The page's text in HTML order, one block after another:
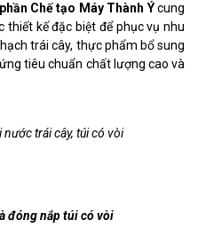
Chế tạo Máy Thành Ýcung
thiết kế đặc biệt để phục vụ nhu
trái cây, thực phẩm bổ sung
tiêu chuẩn chất lượng cao và
trái cây, túi có vòi
đóng nắp túi có vòi